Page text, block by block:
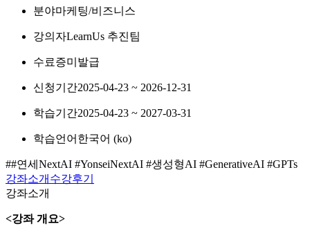
분야마케팅/비즈니스
강의자LearnUs 추진팀
수료증미발급
신청기간2025-04-23 ~ 2026-12-31
학습기간2025-04-23 ~ 2027-03-31
학습언어 한국어 ‎(ko)‎
##연세NextAI #YonseiNextAI #생성형AI #GenerativeAI #GPTs
강좌소개 수강후기
강좌소개
<강좌 개요>